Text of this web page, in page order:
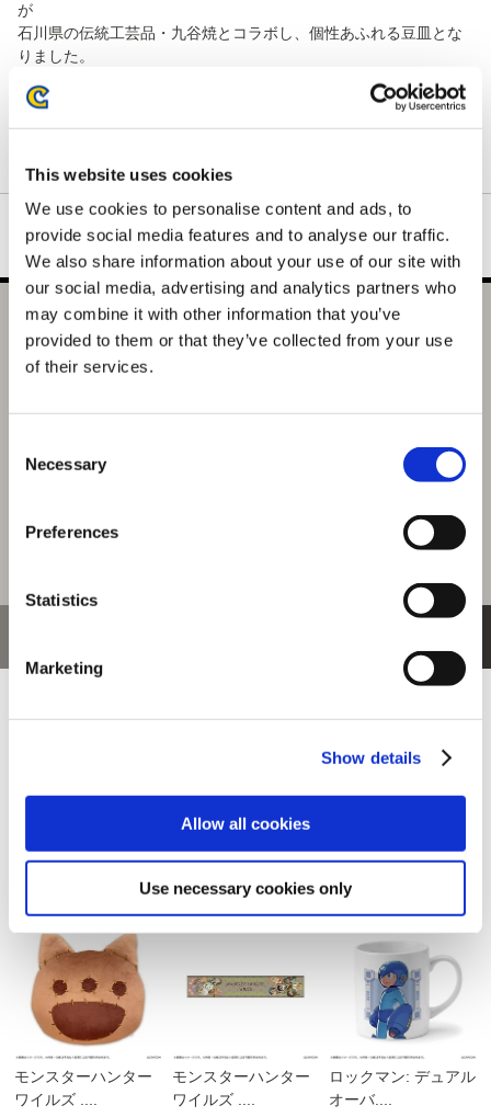
This website uses cookies
We use cookies to personalise content and ads, to
provide social media features and to analyse our traffic.
We also share information about your use of our site with
our social media, advertising and analytics partners who
may combine it with other information that you’ve
provided to them or that they’ve collected from your use
of their services.
Selection
Necessary
Preferences
Statistics
Marketing
Show details
Allow all cookies
Use necessary cookies only
が
石川県の伝統工芸品・九谷焼とコラボし、個性あふれる豆皿とな
りました。
九谷焼の窯元である「青郊」により、伝統的な九谷の図柄と各タ
イトルの特徴が見事に調和されたデザインが見どころ！
直径約100㎜のサイズのためコレクションしてもよし、食べ物を盛
バイオハザード×九谷焼豆皿 洋館
モンスターハンター
エコバッグ モンスタ
モンスターハンター
モンスターハンター
ワイルズ ....
モンスターハンター
ワイルズ ....
ロックマン: デュアル
オーバ....